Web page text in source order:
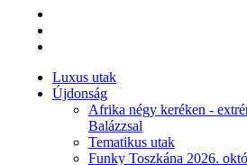
Luxus utak
Újdonság
Afrika négy keréken -
Balázzsal
Tematikus utak
Funky Toszkána 2026.